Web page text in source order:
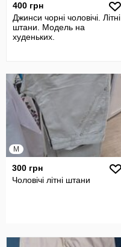
400 грн
Джинси чорні чоловічі. Літні
штани. Модель на
худеньких.
M
300 грн
Чоловічі літні штани